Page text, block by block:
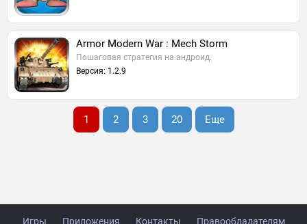
Armor Modern War : Mech Storm
Пошаговая стратегия на андроид.
Версия: 1.2.9
1 2 3 20 Еще
Игры Приложения Контакты Правообладателям